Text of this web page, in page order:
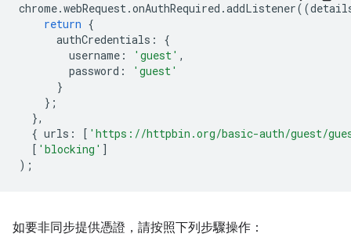
chrome.webRequest.onAuthRequired .addListener((
return {
authCredentials :
{
username : 'guest' ,
password :
'guest'
}
};
},
{ urls : [ 'https://httpbin.org/basic-auth/guest/
[ 'blocking' ]
);
如要非同步提供憑證，請按照下列步驟操作：